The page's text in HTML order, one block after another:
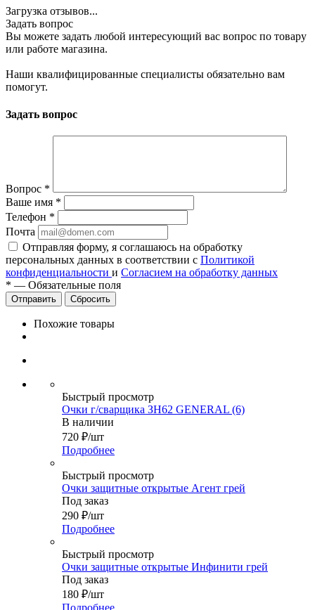
Загрузка отзывов...
Задать вопрос
Вы можете задать любой интересующий вас вопрос по товару
или работе магазина.
Наши квалифицированные специалисты обязательно вам
помогут.
Задать вопрос
Вопрос *
Ваше имя *
Телефон *
Почта
Отправляя форму, я соглашаюсь на обработку
персональных данных в соответствии с Политикой
конфиденциальности и Согласием на обработку данных
* — Обязательные поля
Сбросить
Похожие товары
Быстрый просмотр
Очки г/сварщика ЗН62 GENERAL (6)
В наличии
720 ₽/шт
Подробнее
Быстрый просмотр
Очки защитные открытые Агент грей
Под заказ
290 ₽/шт
Подробнее
Быстрый просмотр
Очки защитные открытые Инфинити грей
Под заказ
180 ₽/шт